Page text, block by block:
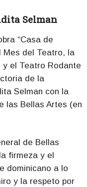
Selman
“Casa de
Mes del Teatro, la
y el Teatro Rodante
de la
Selman con la
las Bellas Artes (en
de Bellas
firmeza y el
dominicano a lo
y la respeto por